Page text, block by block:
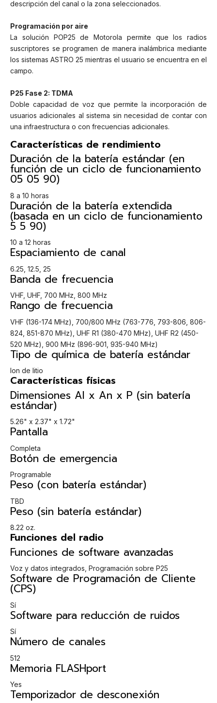
descripción del canal o la zona seleccionados.
Programación por aire
La solución POP25 de Motorola permite que los radios
suscriptores se programen de manera inalámbrica mediante
los sistemas ASTRO 25 mientras el usuario se encuentra en el
campo.
P25 Fase 2: TDMA
Doble capacidad de voz que permite la incorporación de
usuarios adicionales al sistema sin necesidad de contar con
una infraestructura o con frecuencias adicionales.
Características de rendimiento
Duración de la batería estándar (en
función de un ciclo de funcionamiento
05 05 90)
8 a 10 horas
Duración de la batería extendida
(basada en un ciclo de funcionamiento
5 5 90)
10 a 12 horas
Espaciamiento de canal
6.25, 12.5, 25
Banda de frecuencia
VHF, UHF, 700 MHz, 800 MHz
Rango de frecuencia
VHF (136-174 MHz), 700/800 MHz (763-776, 793-806, 806-
824, 851-870 MHz), UHF R1 (380-470 MHz), UHF R2 (450-
520 MHz), 900 MHz (896-901, 935-940 MHz)
Tipo de química de batería estándar
Ion de litio
Características físicas
Dimensiones Al x An x P (sin batería
estándar)
5.26" x 2.37" x 1.72"
Pantalla
Completa
Botón de emergencia
Programable
Peso (con batería estándar)
TBD
Peso (sin batería estándar)
8.22 oz.
Funciones del radio
Funciones de software avanzadas
Voz y datos integrados, Programación sobre P25
Software de Programación de Cliente
(CPS)
Sí
Software para reducción de ruidos
Sí
Número de canales
512
Memoria FLASHport
Yes
Temporizador de desconexión